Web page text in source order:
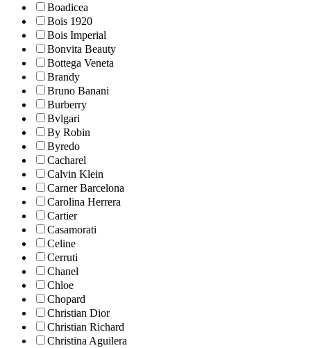
Boadicea
Bois 1920
Bois Imperial
Bonvita Beauty
Bottega Veneta
Brandy
Bruno Banani
Burberry
Bvlgari
By Robin
Byredo
Cacharel
Calvin Klein
Carner Barcelona
Carolina Herrera
Cartier
Casamorati
Celine
Cerruti
Chanel
Chloe
Chopard
Christian Dior
Christian Richard
Christina Aguilera